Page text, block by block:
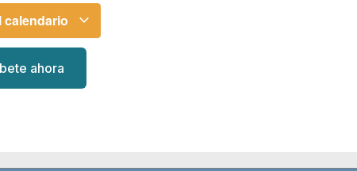
calendario
ahora